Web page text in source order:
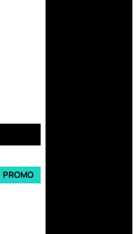
PROMO